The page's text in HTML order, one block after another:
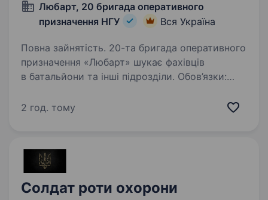
Любарт, 20 бригада оперативного
призначення НГУ
Вся Україна
Повна зайнятість. 20-та бригада оперативного
призначення «Любарт» шукає фахівців
в батальйони та інші підрозділи. Обов’язки:
до стрільби (від вибору позиції
2 год. тому
Солдат роти охорони